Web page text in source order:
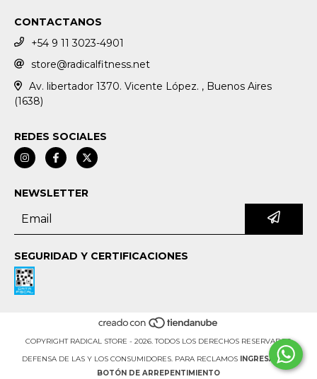
CONTACTANOS
+54 9 11 3023-4901
store@radicalfitness.net
Av. libertador 1370. Vicente López. , Buenos Aires
(1638)
REDES SOCIALES
NEWSLETTER
SEGURIDAD Y CERTIFICACIONES
COPYRIGHT RADICAL STORE - 2026. TODOS LOS DERECHOS RESERVADOS.
DEFENSA DE LAS Y LOS CONSUMIDORES. PARA RECLAMOS
INGRESÁ ACÁ.
BOTÓN DE ARREPENTIMIENTO